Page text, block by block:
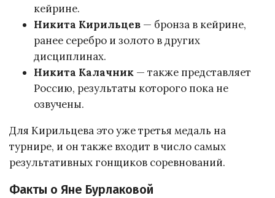
кейрине.
Никита Кирильцев — бронза в кейрине,
ранее серебро и золото в других
дисциплинах.
Никита Калачник — также представляет
Россию, результаты которого пока не
озвучены.
Для Кирильцева это уже третья медаль на
турнире, и он также входит в число самых
результативных гонщиков соревнований.
Факты о Яне Бурлаковой